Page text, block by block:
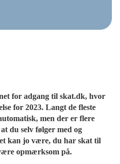
for adgang til skat.dk, hvor
for 2023. Langt de fleste
men der er flere
du selv følger med og
kan jo være, du har skat til
opmærksom på.